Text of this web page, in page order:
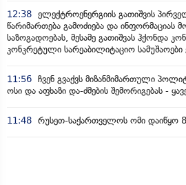
12:38 ელექტროენერგიის გათიშვის
წარიმართება გამოძიება და ინფორმაციას
საზოგადოებას, მესამე გათიშვას ჰქონდა
კონკრეტული სარეაბილიტაციო სამუშაოები
11:56 ჩვენ გვაქვს მიზანმიმართული
ოსი და აფხაზი და-ძმების შემორიგებას -
11:48 რუსეთ-საქართველოს ომი დაიწყო 8